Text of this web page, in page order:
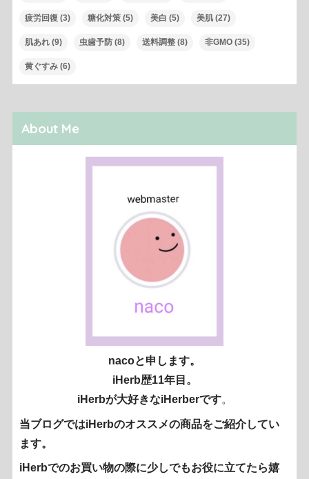
疲労回復(3) 糖化対策(5) 美白 (5) 美肌(27)
肌あれ(9) 虫歯予防(8) 送料調整(8) 非GMO(35)
黄ぐすみ(6)
About Me
nacoと申します。
iHerb歴11年目。
iHerbが大好きなiHerberです。
当ブログではiHerbのオススメの商品をご紹介してい
ます。
iHerbでのお買い物の際に少しでもお役に立てたら嬉